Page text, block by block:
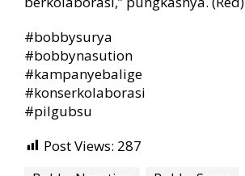
#bobbysurya
#bobbynasution
#kampanyebalige
#konserkolaborasi
#pilgubsu
Post Views: 287